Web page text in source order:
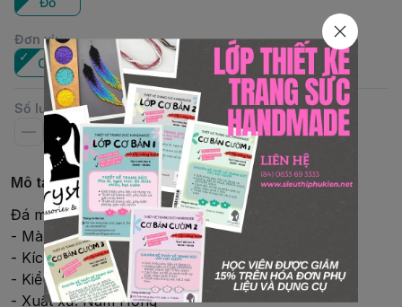
Đơn vị:
Cái
Số lượng
Mô tả chi tiết
Đá mã não thiên nhiên - Agate
- Màu sắc: đỏ-charm bạc, cẩm thạch xanh
- Kích thước hạt: 7mm
- Kiểu dáng: lu
- Xuất xứ: Nam Hồng